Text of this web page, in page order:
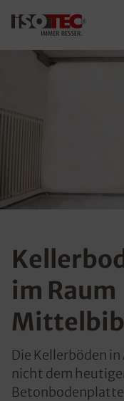
im Raum
Die Kellerböden
nicht dem